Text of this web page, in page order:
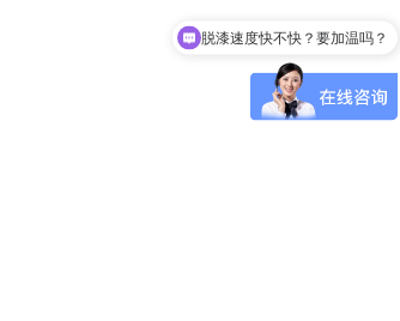
脱漆速度快不快？要加温吗？